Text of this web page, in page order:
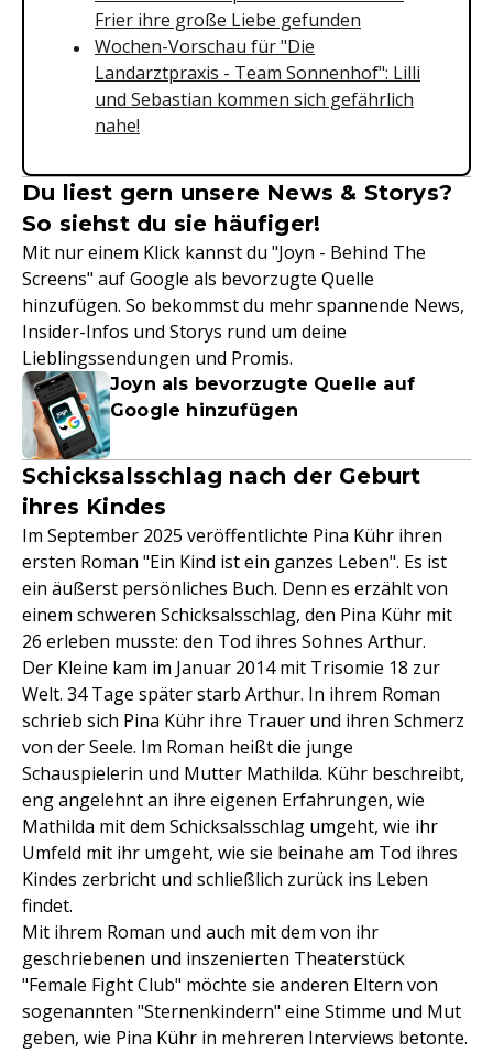
Frier ihre große Liebe gefunden
Wochen-Vorschau für "Die
Landarztpraxis - Team Sonnenhof": Lilli
und Sebastian kommen sich gefährlich
nahe!
Du liest gern unsere News & Storys?
So siehst du sie häufiger!
Mit nur einem Klick kannst du "Joyn - Behind The
Screens" auf Google als bevorzugte Quelle
hinzufügen. So bekommst du mehr spannende News,
Insider-Infos und Storys rund um deine
Lieblingssendungen und Promis.
Joyn als bevorzugte Quelle auf
Google hinzufügen
Schicksalsschlag nach der Geburt
ihres Kindes
Im September 2025 veröffentlichte Pina Kühr ihren
ersten Roman "Ein Kind ist ein ganzes Leben". Es ist
ein äußerst persönliches Buch. Denn es erzählt von
einem schweren Schicksalsschlag, den Pina Kühr mit
26 erleben musste: den Tod ihres Sohnes Arthur.
Der Kleine kam im Januar 2014 mit Trisomie 18 zur
Welt. 34 Tage später starb Arthur. In ihrem Roman
schrieb sich Pina Kühr ihre Trauer und ihren Schmerz
von der Seele. Im Roman heißt die junge
Schauspielerin und Mutter Mathilda. Kühr beschreibt,
eng angelehnt an ihre eigenen Erfahrungen, wie
Mathilda mit dem Schicksalsschlag umgeht, wie ihr
Umfeld mit ihr umgeht, wie sie beinahe am Tod ihres
Kindes zerbricht und schließlich zurück ins Leben
findet.
Mit ihrem Roman und auch mit dem von ihr
geschriebenen und inszenierten Theaterstück
"Female Fight Club" möchte sie anderen Eltern von
sogenannten "Sternenkindern" eine Stimme und Mut
geben, wie Pina Kühr in mehreren Interviews betonte.